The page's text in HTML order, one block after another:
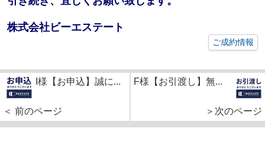
株式会社ビーエステート
ご成約情報
I様【お申込】誠に...
＜ 前のページ
F様【お引渡し】無...
＞次のページ